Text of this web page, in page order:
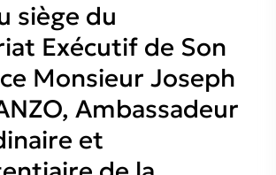
siège du
Exécutif de Son
Monsieur Joseph
Ambassadeur
et